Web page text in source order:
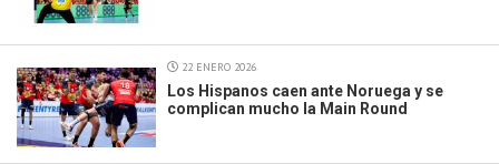
22 ENERO 2026
Los Hispanos caen ante Noruega y se
complican mucho la Main Round